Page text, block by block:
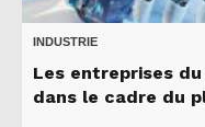
INDUSTRIE
Les entreprises
dans le cadre du